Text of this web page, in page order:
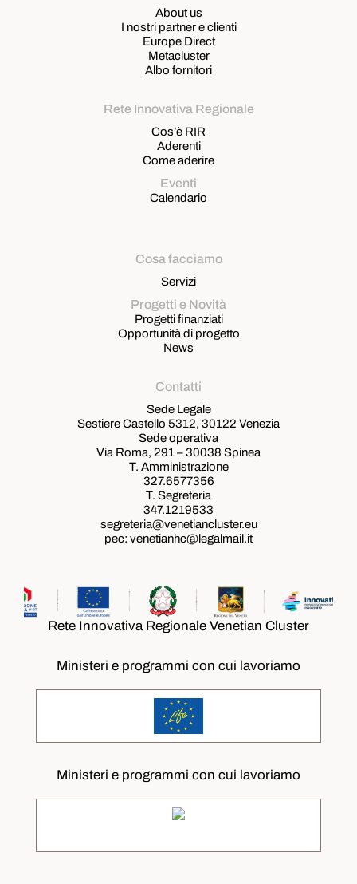
About us
I nostri partner e clienti
Europe Direct
Metacluster
Albo fornitori
Rete Innovativa Regionale
Cos’è RIR
Aderenti
Come aderire
Eventi
Calendario
Cosa facciamo
Servizi
Progetti e Novità
Progetti finanziati
Opportunità di progetto
News
Contatti
Sede Legale
Sestiere Castello 5312, 30122 Venezia
Sede operativa
Via Roma, 291 – 30038 Spinea
T. Amministrazione
327.6577356
T. Segreteria
347.1219533
segreteria@venetiancluster.eu
pec:venetianhc@legalmail.it
Rete Innovativa Regionale Venetian Cluster
Ministeri e programmi con cui lavoriamo
Ministeri e programmi con cui lavoriamo